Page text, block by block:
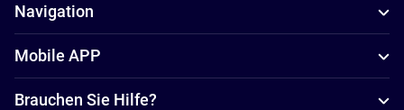
Navigation
Mobile APP
Brauchen Sie Hilfe?